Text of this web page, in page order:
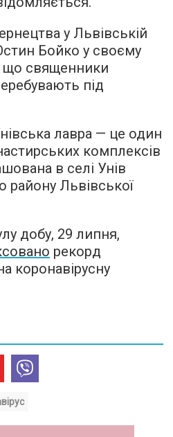
у Львівській
Бойко у своєму
що священники
під
лавра — це один
комплексів
в селі Унів
Львівської
добу, 29 липня,
рекорд
коронавірусну